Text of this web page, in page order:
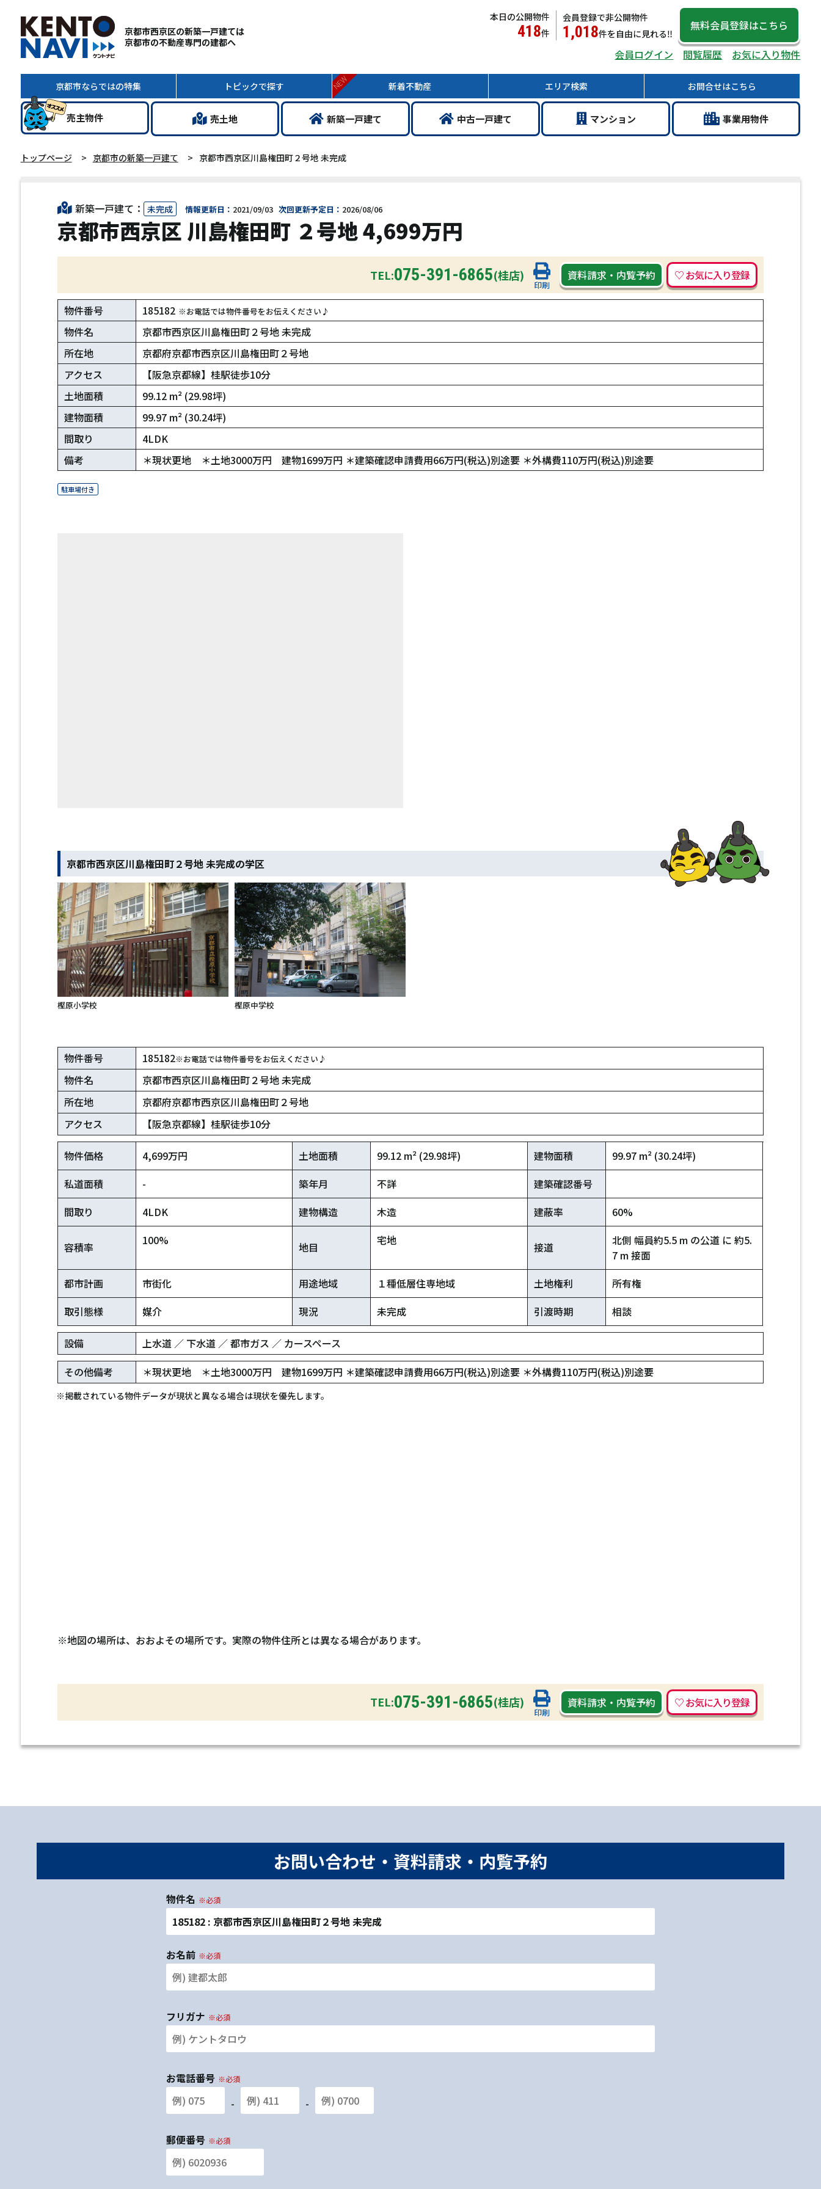
京都市西京区の新築一戸建ては
京都市の不動産専門の建都へ
本日の公開物件
418件
会員登録で非公開物件
1,018件を自由に見れる‼
無料会員登録はこちら
会員ログイン
閲覧履歴 お気に入り物件
京都市ならではの特集 トピックで探す 新着不動産
NEW エリア検索 お問合せはこちら
売主物件 売土地 新築一戸建て 中古一戸建て マンション 事業用物件
トップページ 京都市の新築一戸建て 京都市西京区川島権田町２号地 未完成
新築一戸建て： 未完成 情報更新日： 2021/09/03 次回更新予定日： 2026/08/06
京都市西京区 川島権田町 ２号地 4,699万円
TEL:075-391-6865(桂店)
印刷
資料請求 ・ 内覧予約
物件番号 185182 ※お電話では物件番号をお伝えください♪
物件名
京都市西京区川島権田町２号地 未完成
所在地
京都府京都市西京区川島権田町２号地
アクセス
【阪急京都線】桂駅徒歩10分
土地面積
99.12 m² (29.98坪)
建物面積
99.97 m² (30.24坪)
間取り
4LDK
備考
＊現状更地 ＊土地3000万円 建物1699万円 ＊建築確認申請費用66万円(税込)別途要 ＊外構費110万円(税込)別途要
駐車場付き
京都市西京区川島権田町２号地 未完成の学区
樫原小学校 樫原中学校
物件番号 185182※お電話では物件番号をお伝えください♪
物件名
京都市西京区川島権田町２号地 未完成
所在地
京都府京都市西京区川島権田町２号地
アクセス
【阪急京都線】桂駅徒歩10分
物件価格 4,699万円 土地面積 99.12 m² (29.98坪) 建物面積
99.97 m² (30.24坪)
私道面積
- 築年月 不詳
建築確認番号
間取り
4LDK 建物構造 木造 建蔽率 60%
容積率
100%
地目
宅地
接道
北側 幅員約5.5 m の公道 に 約5.
7 m 接面
都市計画
市街化 用途地域 １種低層住専地域 土地権利
所有権
取引態様
媒介 現況 未完成 引渡時期 相談
設備
上水道 ／ 下水道 ／ 都市ガス ／ カースペース
その他備考
＊現状更地 ＊土地3000万円 建物1699万円 ＊建築確認申請費用66万円(税込)別途要 ＊外構費110万円(税込)別途要
※掲載されている物件データが現状と異なる場合は現状を優先します。
※地図の場所は、おおよその場所です。実際の物件住所とは異なる場合があります。
TEL:075-391-6865(桂店)
印刷
資料請求 ・ 内覧予約
お問い合わせ・資料請求・内覧予約
物件名 ※必須
185182 : 京都市西京区川島権田町２号地 未完成
お名前 ※必須
フリガナ ※必須
お電話番号 ※必須
- -
郵便番号 ※必須